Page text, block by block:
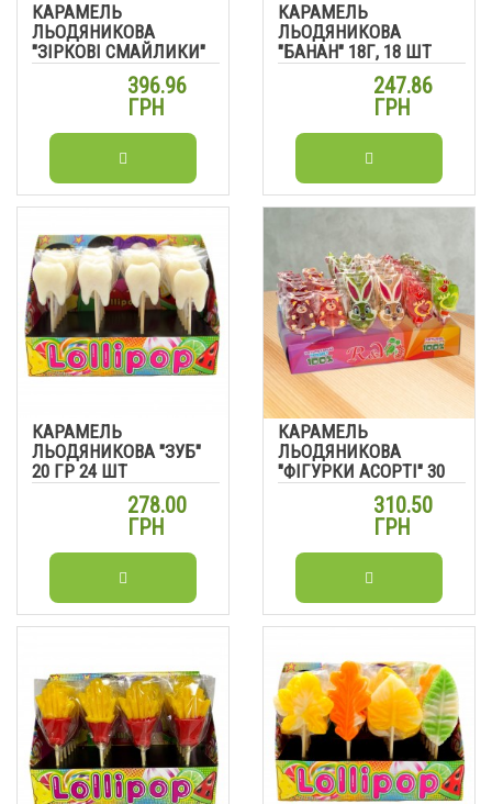
КАРАМЕЛЬ
ЛЬОДЯНИКОВА
"ЗІРКОВІ СМАЙЛИКИ"
396.96
ГРН
КАРАМЕЛЬ
ЛЬОДЯНИКОВА
"БАНАН" 18Г, 18 ШТ
247.86
ГРН
КАРАМЕЛЬ
ЛЬОДЯНИКОВА "ЗУБ"
20 ГР 24 ШТ
278.00
ГРН
КАРАМЕЛЬ
ЛЬОДЯНИКОВА
"ФІГУРКИ АСОРТІ" 30
ГР 30 ШТ
310.50
ГРН